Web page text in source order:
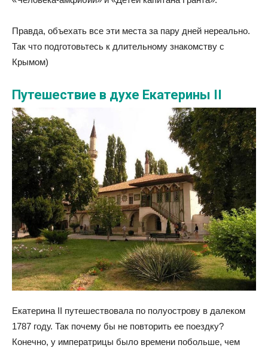
Правда, объехать все эти места за пару дней нереально.
Так что подготовьтесь к длительному знакомству с
Крымом)
Путешествие в духе Екатерины II
Екатерина II путешествовала по полуострову в далеком
1787 году. Так почему бы не повторить ее поездку?
Конечно, у императрицы было времени побольше, чем